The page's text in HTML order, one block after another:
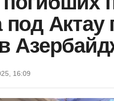
под Актау
16:09